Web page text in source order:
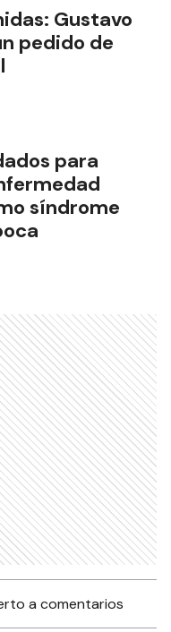
Gustavo
pedido de
para
síndrome
a comentarios